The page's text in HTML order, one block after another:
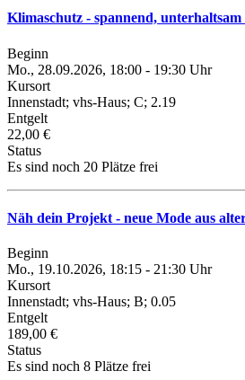
Klimaschutz - spannend,
Beginn
Mo., 28.09.2026, 18:00 - 19:30 Uhr
Kursort
Innenstadt; vhs-Haus; C; 2.19
Entgelt
22,00 €
Status
Es sind noch 20 Plätze frei
Näh dein Projekt - neue Mode aus
Beginn
Mo., 19.10.2026, 18:15 - 21:30 Uhr
Kursort
Innenstadt; vhs-Haus; B; 0.05
Entgelt
189,00 €
Status
Es sind noch 8 Plätze frei